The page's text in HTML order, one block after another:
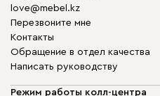
love@mebel.kz
Перезвоните мне
Контакты
Обращение в отдел качества
Написать руководству
Режим работы колл-центра